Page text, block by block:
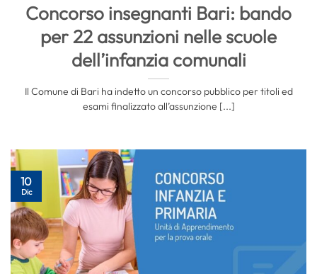
Concorso insegnanti Bari: bando
per 22 assunzioni nelle scuole
dell’infanzia comunali
Il Comune di Bari ha indetto un concorso pubblico per titoli ed
esami finalizzato all’assunzione [...]
10
Dic